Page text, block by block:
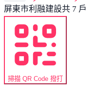
屏東市利融建設共 7 戶
掃描 QR Code 撥打